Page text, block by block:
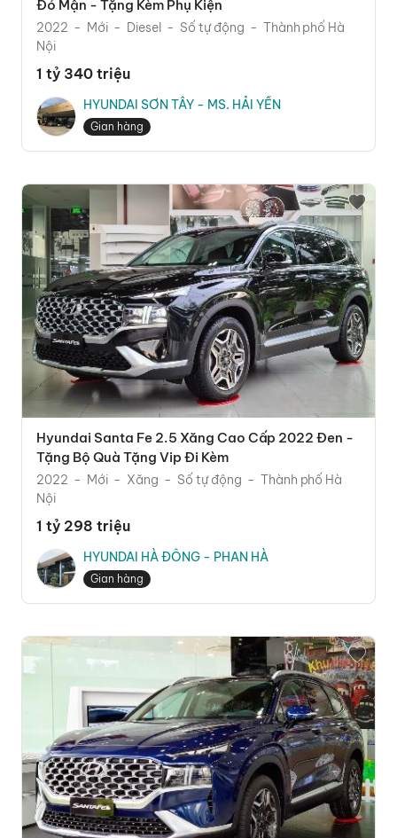
Đỏ Mận - Tặng Kèm Phụ Kiện
2022 Mới Diesel Số tự động
Thành phố Hà
Nội
1 tỷ 340 triệu
HYUNDAI SƠN TÂY - MS. HẢI YẾN
Gian hàng
Hyundai Santa Fe 2.5 Xăng Cao Cấp 2022 Đen -
Tặng Bộ Quà Tặng Vip Đi Kèm
2022 Mới Xăng Số tự động
Thành phố Hà
Nội
1 tỷ 298 triệu
HYUNDAI HÀ ĐÔNG - PHAN HÀ
Gian hàng